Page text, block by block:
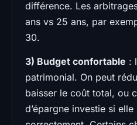
différence. Les
ans vs 25 ans, par
30.
3) Budget confortable :
patrimonial. On peut
baisser le coût total, ou
d’épargne investie si